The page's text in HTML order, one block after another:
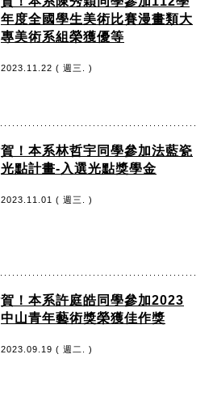
年度全國學生美術比賽漫畫類大
專美術系組榮獲優等
2023.11.22 ( 週三. )
賀！本系林哲宇同學參加法藍瓷
光點計畫-入選光點獎學金
2023.11.01 ( 週三. )
賀！本系許庭皓同學參加2023
中山青年藝術獎榮獲佳作獎
2023.09.19 ( 週二. )